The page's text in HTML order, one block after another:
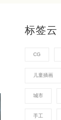
标签云
CG
儿童插画
城市
手工